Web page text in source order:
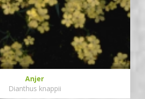
Anjer
Dianthus knappii